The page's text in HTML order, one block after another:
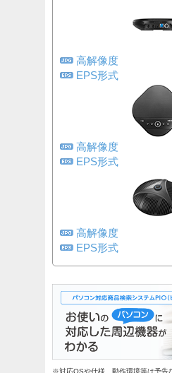
高解像度
EPS形式
高解像度
EPS形式
高解像度
EPS形式
※対応OSや仕様、動作環境等は予告